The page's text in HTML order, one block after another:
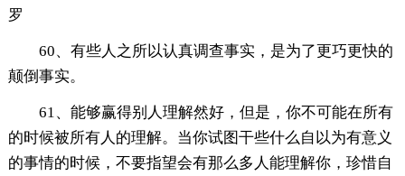
罗
60、有些人之所以认真调查事实，是为了更巧更快的
颠倒事实。
61、能够赢得别人理解然好，但是，你不可能在所有
的时候被所有人的理解。当你试图干些什么自以为有意义
的事情的时候，不要指望会有那么多人能理解你，珍惜自